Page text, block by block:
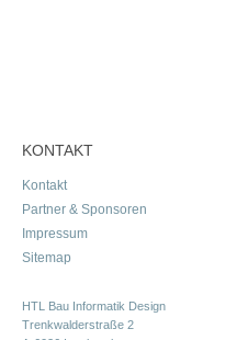
KONTAKT
Kontakt
Partner & Sponsoren
Impressum
Sitemap
HTL Bau Informatik Design
Trenkwalderstraße 2